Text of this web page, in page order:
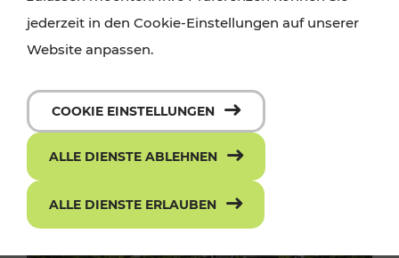
jederzeit in den Cookie-Einstellungen auf unserer
Website anpassen.
COOKIE EINSTELLUNGEN
ALLE DIENSTE ABLEHNEN
ALLE DIENSTE ERLAUBEN